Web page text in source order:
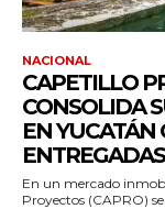
NACIONAL
CAPETILLO
CONSOLIDA
EN YUCATÁN
ENTREGADAS
En un mercado
Proyectos (CAPRO) se